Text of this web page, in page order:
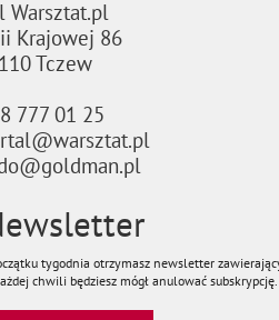
Warsztat.pl
Krajowej 86
Tczew
777 01 25
tygodnia otrzymasz newsletter
chwili będziesz mógł anulować subskrypcję.